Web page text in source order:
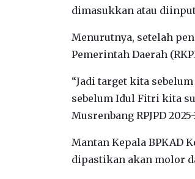
dimasukkan atau
Menurutnya, setelah
Pemerintah Daerah
“Jadi target kita
sebelum Idul Fitri kita
Musrenbang RPJPD
Mantan Kepala BPKAD
dipastikan akan molor